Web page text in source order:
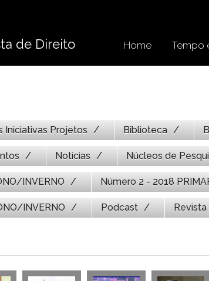
de Direito Home Tempo
Iniciativas Projetos Biblioteca
Notícias Núcleos de
INVERNO Número 2 - 2018
INVERNO Podcast Revista